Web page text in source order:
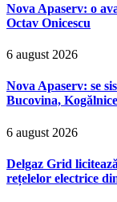
Nova Apaserv: o
Octav Onicescu
6 august 2026
Nova Apaserv: se
Bucovina,
6 august 2026
Delgaz Grid
rețelelor electrice